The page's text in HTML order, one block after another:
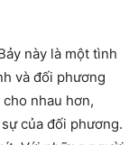
này là một tình
và đối phương
nhau hơn,
của đối phương.